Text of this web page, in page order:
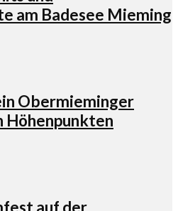
am Badesee Mieming
Obermieminger
Höhenpunkten